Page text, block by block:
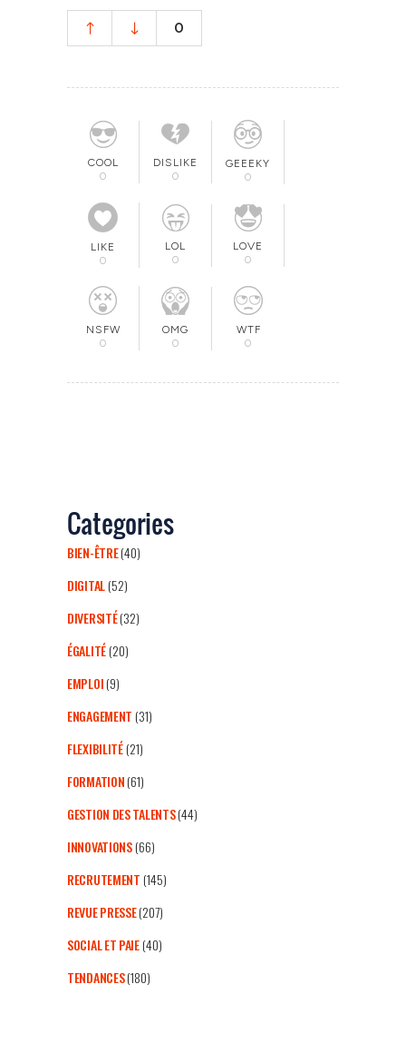
0
COOL
0
DISLIKE
0
GEEEKY
0
LIKE
0
LOL
0
LOVE
0
NSFW
0
OMG
0
WTF
0
Categories
BIEN-ÊTRE(40)
DIGITAL(52)
DIVERSITÉ(32)
ÉGALITÉ(20)
EMPLOI(9)
ENGAGEMENT(31)
FLEXIBILITÉ(21)
FORMATION(61)
GESTION DES TALENTS(44)
INNOVATIONS(66)
RECRUTEMENT(145)
REVUE PRESSE(207)
SOCIAL ET PAIE(40)
TENDANCES(180)